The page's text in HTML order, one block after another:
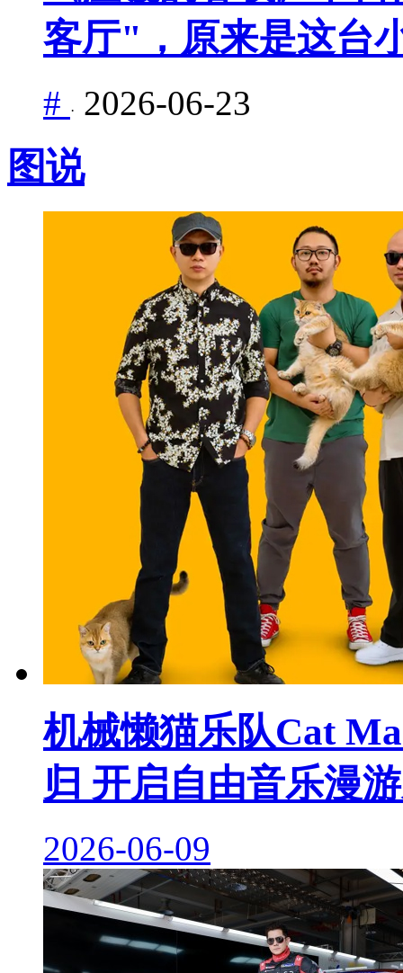
客厅"，原来是这台
# · 2026-06-23
图说
机械懒猫乐队Cat
归 开启自由音乐漫
2026-06-09